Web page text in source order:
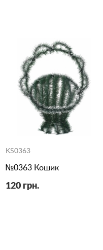
KS0363
№0363 Кошик
120 грн.